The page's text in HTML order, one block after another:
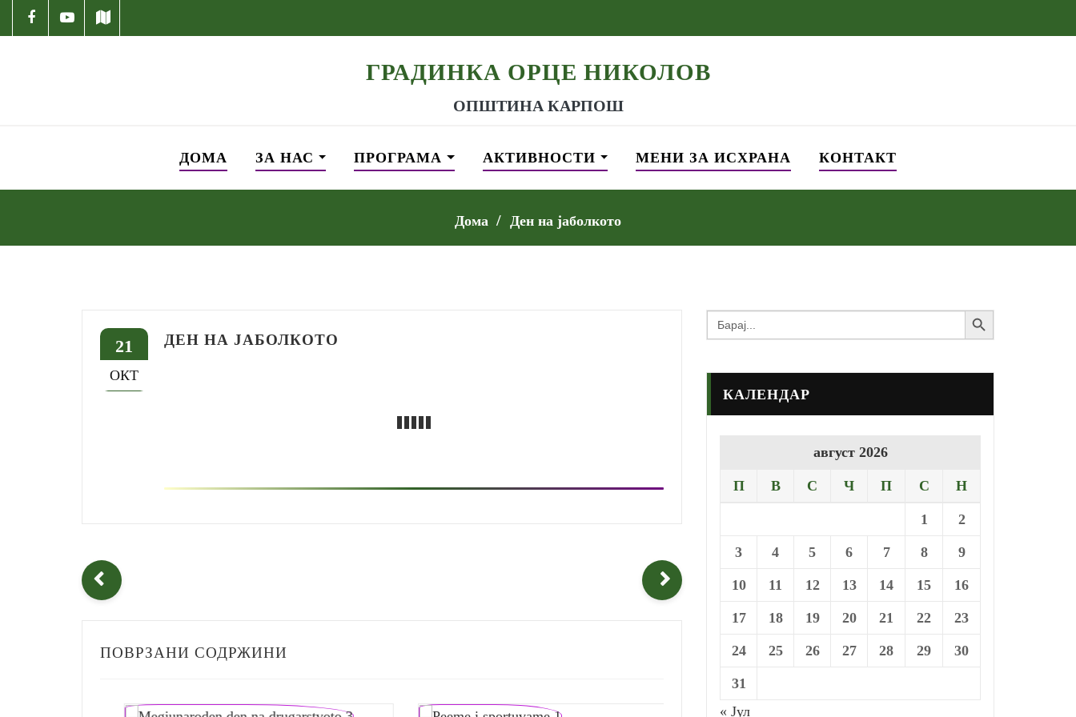
ГРАДИНКА ОРЦЕ НИКОЛОВ
ОПШТИНА КАРПОШ
ДОМА ЗА НАС ПРОГРАМА АКТИВНОСТИ МЕНИ ЗА ИСХРАНА КОНТАКТ
Дома Ден на јаболкотo
21
ОКТ
ДЕН НА ЈАБОЛКОТO
ПОВРЗАНИ СОДРЖИНИ
Search
for:
Search Button
КАЛЕНДАР
август 2026
П В С Ч П С Н
1 2
3 4 5 6 7 8 9
10 11 12 13 14 15 16
17 18 19 20 21 22 23
24 25 26 27 28 29 30
31
« Јул